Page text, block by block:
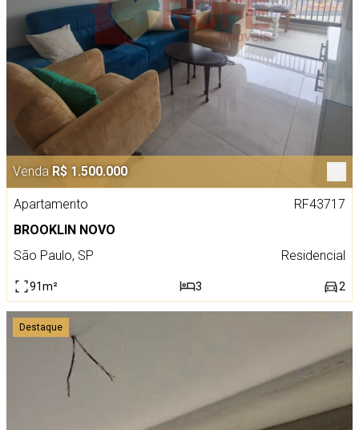
Venda R$ 1.500.000
Apartamento
RF43717
BROOKLIN NOVO
São Paulo, SP
Residencial
91m² 3 2
Destaque